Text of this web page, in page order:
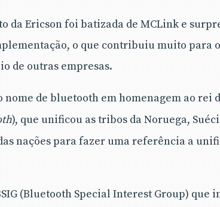
da Ericson foi batizada de MCLink e
o que contribuiu muito para
de outras empresas.
de bluetooth em homenagem ao rei
), que unificou as tribos da Noruega,
nações para fazer uma referência a
(Bluetooth Special Interest Group) que